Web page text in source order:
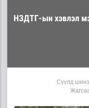
НЗДТГ-ын хэвлэл
Сүүлд